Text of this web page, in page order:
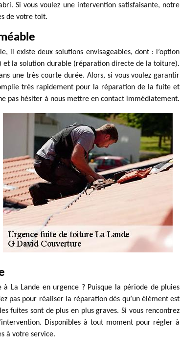
Si vous voulez une intervention satisfaisante, notre
de votre toit.
il existe deux solutions envisageables, dont : l’option
la solution durable (réparation directe de la toiture).
une très courte durée. Alors, si vous voulez garantir
très rapidement pour la réparation de la fuite et
pas hésiter à nous mettre en contact immédiatement.
La Lande en urgence ? Puisque la période de pluies
pas pour réaliser la réparation dès qu’un élément est
fuites sont de plus en plus graves. Si vous rencontrez
Disponibles à tout moment pour régler à
à votre service.